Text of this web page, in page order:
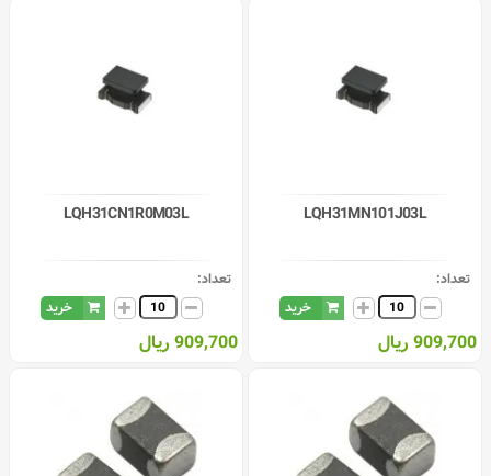
LQH31MN101J03L
تعداد:
خرید
909,700 ریال
LQH31CN1R0M03L
تعداد:
خرید
909,700 ریال